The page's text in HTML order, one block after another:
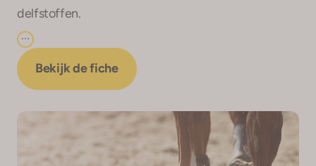
delfstoffen.
Bekijk de fiche